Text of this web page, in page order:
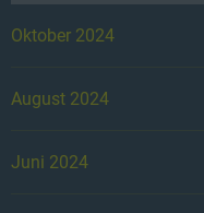
Oktober 2024
August 2024
Juni 2024